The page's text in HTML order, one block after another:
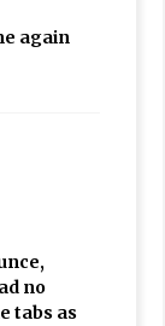
again
no
tabs as